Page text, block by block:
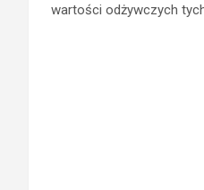
wartości odżywczych